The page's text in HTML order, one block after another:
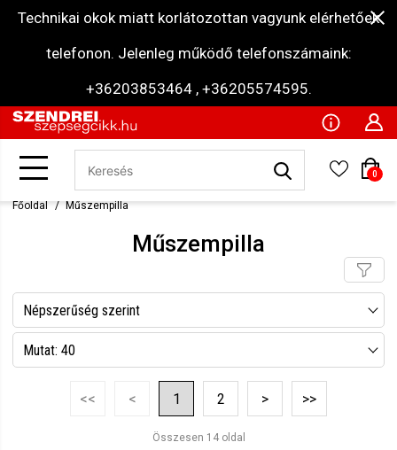
Technikai okok miatt korlátozottan vagyunk elérhetőek
telefonon. Jelenleg működő telefonszámaink:
+36203853464 , +36205574595.
0
Főoldal Műszempilla
Műszempilla
Népszerűség szerint
Név szerint csökkenő
Mutat: 40
<< < 1 2 > >>
Összesen 14 oldal